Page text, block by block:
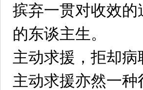
摈弃一贯对收效
的东谈主生。
主动求援，拒却病
主动求援亦然一